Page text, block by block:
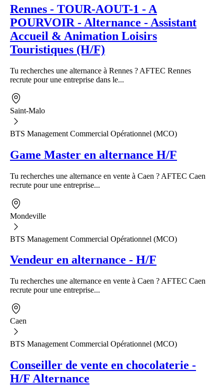
Rennes - TOUR-AOUT-1 - A
POURVOIR - Alternance - Assistant
Accueil & Animation Loisirs
Touristiques (H/F)
Tu recherches une alternance à Rennes ? AFTEC Rennes
recrute pour une entreprise dans le...
Saint-Malo
BTS Management Commercial Opérationnel (MCO)
Game Master en alternance H/F
Tu recherches une alternance en vente à Caen ? AFTEC Caen
recrute pour une entreprise...
Mondeville
BTS Management Commercial Opérationnel (MCO)
Vendeur en alternance - H/F
Tu recherches une alternance en vente à Caen ? AFTEC Caen
recrute pour une entreprise...
Caen
BTS Management Commercial Opérationnel (MCO)
Conseiller de vente en chocolaterie -
H/F Alternance